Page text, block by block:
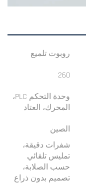
روبوت تلميع
260
وحدة التحكم PLC،
المحرك، العتاد
الصين
شفرات دقيقة،
تمليس تلقائي
حسب الصلابة،
تصميم بدون ذراع